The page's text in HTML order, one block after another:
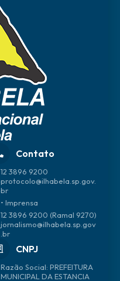
Contato
12 3896 9200
protocolo@ilhabela.sp.gov.
br
• Imprensa
12 3896 9200 (Ramal 9270)
jornalismo@ilhabela.sp.gov
.br
CNPJ